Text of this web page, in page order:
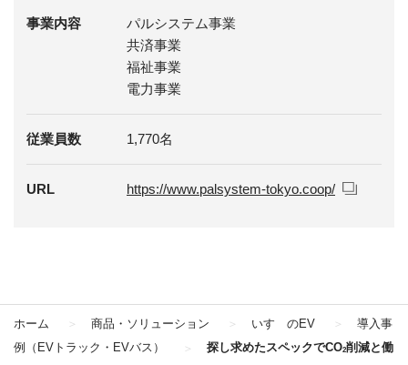
事業内容
パルシステム事業
共済事業
福祉事業
電力事業
従業員数 1,770名
URL https://www.palsystem-tokyo.coop/
ホーム 商品・ソリューション いすゞのEV
導入事
例（EVトラック・EVバス）
探し求めたスペックでCO2削減と働